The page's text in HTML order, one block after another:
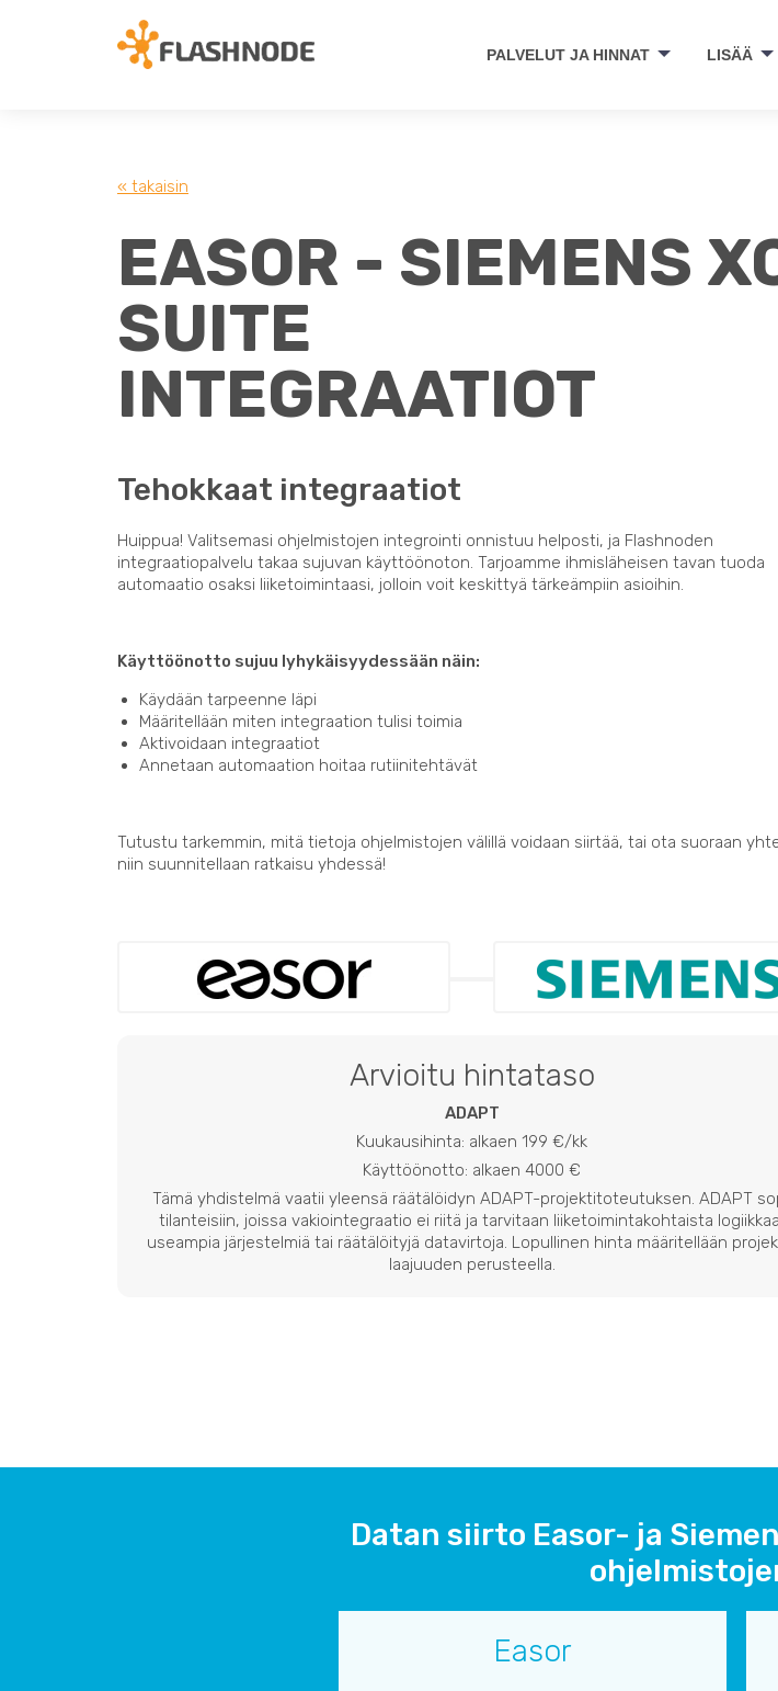
PALVELUT JA HINNAT LISÄÄ
« takaisin
EASOR - SIEMENS
SUITE
INTEGRAATIOT
Tehokkaat integraatiot
Huippua! Valitsemasi ohjelmistojen integrointi onnistuu helposti, ja Flashnoden
integraatiopalvelu takaa sujuvan käyttöönoton. Tarjoamme ihmisläheisen tavan tuoda
automaatio osaksi liiketoimintaasi, jolloin voit keskittyä tärkeämpiin asioihin.
Käyttöönotto sujuu lyhykäisyydessään näin:
Käydään tarpeenne läpi
Määritellään miten integraation tulisi toimia
Aktivoidaan integraatiot
Annetaan automaation hoitaa rutiinitehtävät
Tutustu tarkemmin, mitä tietoja ohjelmistojen välillä voidaan siirtää, tai ota suoraan
niin suunnitellaan ratkaisu yhdessä!
Arvioitu hintataso
ADAPT
Kuukausihinta: alkaen 199 €/kk
Käyttöönotto: alkaen 4000 €
Tämä yhdistelmä vaatii yleensä räätälöidyn ADAPT-projektitoteutuksen. ADAPT
tilanteisiin, joissa vakiointegraatio ei riitä ja tarvitaan liiketoimintakohtaista
useampia järjestelmiä tai räätälöityjä datavirtoja. Lopullinen hinta määritellään
laajuuden perusteella.
Datan siirto Easor- ja
Easor